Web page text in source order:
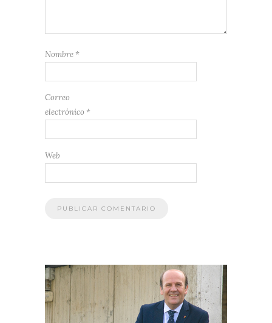
Nombre *
Correo
electrónico *
Web